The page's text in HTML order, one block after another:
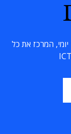
המרכז את כל